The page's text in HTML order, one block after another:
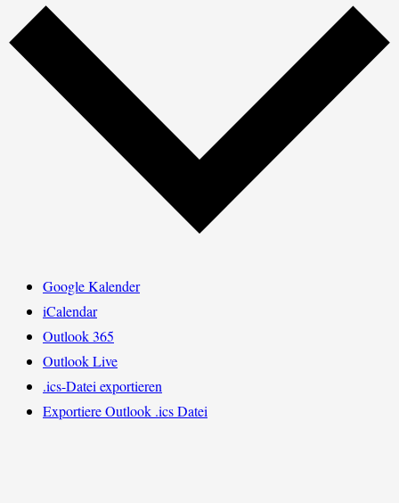
Google Kalender
iCalendar
Outlook 365
Outlook Live
.ics-Datei exportieren
Exportiere Outlook .ics Datei